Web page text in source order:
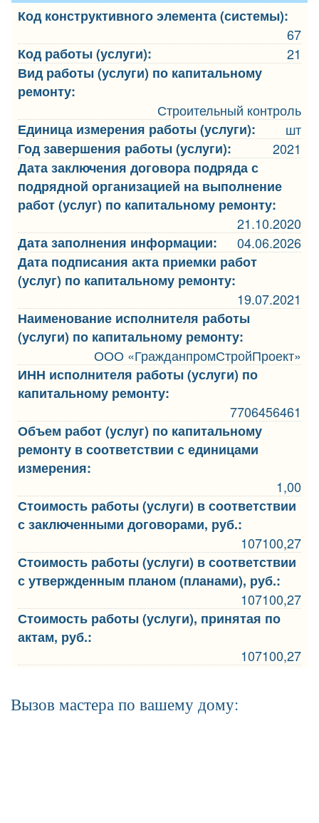
Код конструктивного элемента (системы):
67
Код работы (услуги):
21
Вид работы (услуги) по капитальному
ремонту:
Строительный контроль
Единица измерения работы (услуги):
шт
Год завершения работы (услуги):
2021
Дата заключения договора подряда с
подрядной организацией на выполнение
работ (услуг) по капитальному ремонту:
21.10.2020
Дата заполнения информации:
04.06.2026
Дата подписания акта приемки работ
(услуг) по капитальному ремонту:
19.07.2021
Наименование исполнителя работы
(услуги) по капитальному ремонту:
ООО «ГражданпромСтройПроект»
ИНН исполнителя работы (услуги) по
капитальному ремонту:
7706456461
Объем работ (услуг) по капитальному
ремонту в соответствии с единицами
измерения:
1,00
Стоимость работы (услуги) в соответствии
с заключенными договорами, руб.:
107100,27
Стоимость работы (услуги) в соответствии
с утвержденным планом (планами), руб.:
107100,27
Стоимость работы (услуги), принятая по
актам, руб.:
107100,27
Вызов мастера по вашему дому: